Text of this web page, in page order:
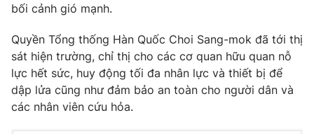
Liên hệ quảng cáo:024-7300.7108
bối cảnh gió mạnh.
Quyền Tổng thống Hàn Quốc Choi Sang-mok đã tới thị
sát hiện trường, chỉ thị cho các cơ quan hữu quan nỗ
lực hết sức, huy động tối đa nhân lực và thiết bị để
dập lửa cũng như đảm bảo an toàn cho người dân và
các nhân viên cứu hỏa.